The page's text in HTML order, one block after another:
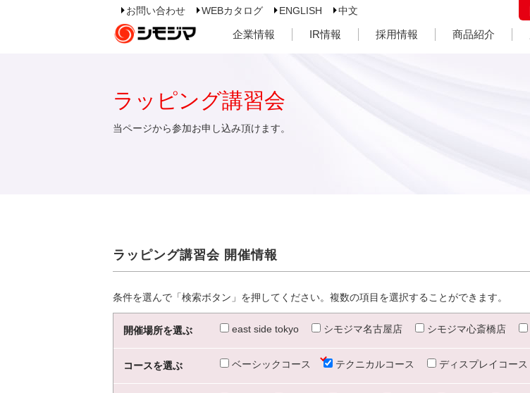
お問い合わせ WEBカタログ ENGLISH 中文
企業情報 IR情報 採用情報 商品紹介
ラッピング講習会
当ページから参加お申し込み頂けます。
ラッピング講習会 開催情報
条件を選んで「検索ボタン」を押してください。複数の項目を選択することができます。
開催場所を選ぶ east side tokyo シモジマ名古屋店 シモジマ心斎橋店
コースを選ぶ ベーシックコース テクニカルコース ディスプレイコース